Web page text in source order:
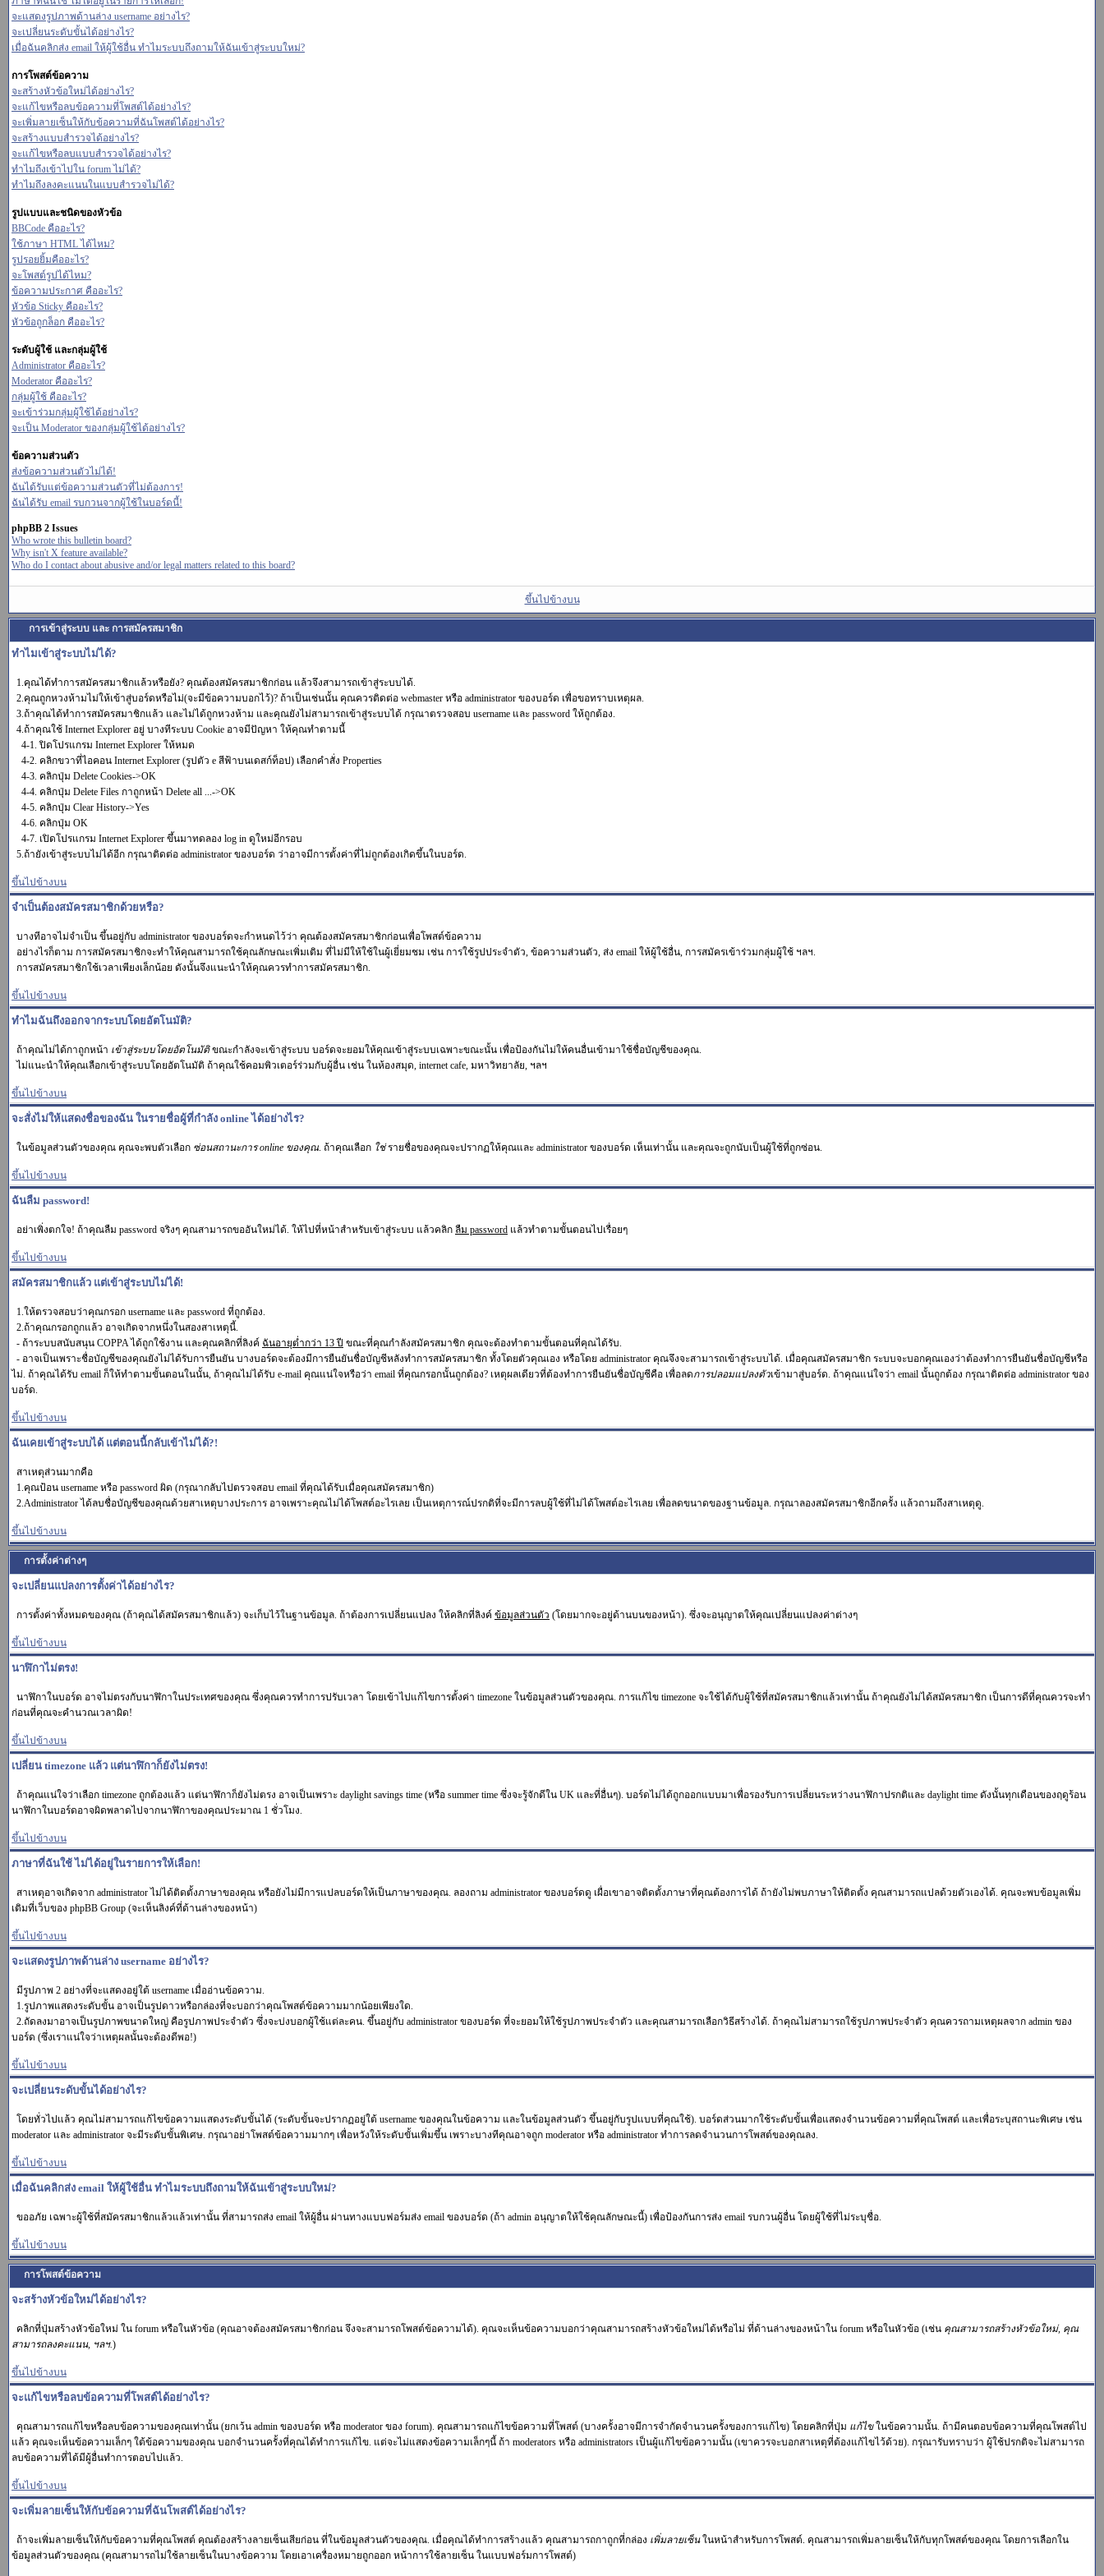
จะแสดงรูปภาพด้านล่าง username อย่างไร?
จะเปลี่ยนระดับขั้นได้อย่างไร?
เมื่อฉันคลิกส่ง email ให้ผู้ใช้อื่น ทำไมระบบถึงถามให้ฉันเข้าสู่ระบบใหม่?
การโพสต์ข้อความ
จะสร้างหัวข้อใหม่ได้อย่างไร?
จะแก้ไขหรือลบข้อความที่โพสต์ได้อย่างไร?
จะเพิ่มลายเซ็นให้กับข้อความที่ฉันโพสต์ได้อย่างไร?
จะสร้างแบบสำรวจได้อย่างไร?
จะแก้ไขหรือลบแบบสำรวจได้อย่างไร?
ทำไมถึงเข้าไปใน forum ไม่ได้?
ทำไมถึงลงคะแนนในแบบสำรวจไม่ได้?
รูปแบบและชนิดของหัวข้อ
BBCode คืออะไร?
ใช้ภาษา HTML ได้ไหม?
รูปรอยยิ้มคืออะไร?
จะโพสต์รูปได้ไหม?
ข้อความประกาศ คืออะไร?
หัวข้อ Sticky คืออะไร?
หัวข้อถูกล็อก คืออะไร?
ระดับผู้ใช้ และกลุ่มผู้ใช้
Administrator คืออะไร?
Moderator คืออะไร?
กลุ่มผู้ใช้ คืออะไร?
จะเข้าร่วมกลุ่มผู้ใช้ได้อย่างไร?
จะเป็น Moderator ของกลุ่มผู้ใช้ได้อย่างไร?
ข้อความส่วนตัว
ส่งข้อความส่วนตัวไม่ได้!
ฉันได้รับแต่ข้อความส่วนตัวที่ไม่ต้องการ!
ฉันได้รับ email รบกวนจากผู้ใช้ในบอร์ดนี้!
phpBB 2 Issues
Who wrote this bulletin board?
Why isn't X feature available?
Who do I contact about abusive and/or legal matters related to this board?
ขึ้นไปข้างบน
การเข้าสู่ระบบ และ การสมัครสมาชิก
ทำไมเข้าสู่ระบบไม่ได้?
1.คุณได้ทำการสมัครสมาชิกแล้วหรือยัง? คุณต้องสมัครสมาชิกก่อน แล้วจึงสามารถเข้าสู่ระบบได้.
2.คุณถูกหวงห้ามไม่ให้เข้าสู่บอร์ดหรือไม่(จะมีข้อความบอกไว้)? ถ้าเป็นเช่นนั้น คุณควรติดต่อ webmaster หรือ administrator ของบอร์ด เพื่อขอทราบเหตุผล.
3.ถ้าคุณได้ทำการสมัครสมาชิกแล้ว และไม่ได้ถูกหวงห้าม และคุณยังไม่สามารถเข้าสู่ระบบได้ กรุณาตรวจสอบ username และ password ให้ถูกต้อง.
4.ถ้าคุณใช้ Internet Explorer อยู่ บางทีระบบ Cookie อาจมีปัญหา ให้คุณทำตามนี้
4-1. ปิดโปรแกรม Internet Explorer ให้หมด
4-2. คลิกขวาที่ไอคอน Internet Explorer (รูปตัว e สีฟ้าบนเดสก์ท็อป) เลือกคำสั่ง Properties
4-3. คลิกปุ่ม Delete Cookies->OK
4-4. คลิกปุ่ม Delete Files กาถูกหน้า Delete all ...->OK
4-5. คลิกปุ่ม Clear History->Yes
4-6. คลิกปุ่ม OK
4-7. เปิดโปรแกรม Internet Explorer ขึ้นมาทดลอง log in ดูใหม่อีกรอบ
5.ถ้ายังเข้าสู่ระบบไม่ได้อีก กรุณาติดต่อ administrator ของบอร์ด ว่าอาจมีการตั้งค่าที่ไม่ถูกต้องเกิดขึ้นในบอร์ด.
ขึ้นไปข้างบน
จำเป็นต้องสมัครสมาชิกด้วยหรือ?
บางทีอาจไม่จำเป็น ขึ้นอยู่กับ administrator ของบอร์ดจะกำหนดไว้ว่า คุณต้องสมัครสมาชิกก่อนเพื่อโพสต์ข้อความ
อย่างไรก็ตาม การสมัครสมาชิกจะทำให้คุณสามารถใช้คุณลักษณะเพิ่มเติม ที่ไม่มีให้ใช้ในผู้เยี่ยมชม เช่น การใช้รูปประจำตัว, ข้อความส่วนตัว, ส่ง email ให้ผู้ใช้อื่น, การสมัครเข้าร่วมกลุ่มผู้ใช้ ฯลฯ.
การสมัครสมาชิกใช้เวลาเพียงเล็กน้อย ดังนั้นจึงแนะนำให้คุณควรทำการสมัครสมาชิก.
ขึ้นไปข้างบน
ทำไมฉันถึงออกจากระบบโดยอัตโนมัติ?
ถ้าคุณไม่ได้กาถูกหน้า เข้าสู่ระบบโดยอัตโนมัติขณะกำลังจะเข้าสู่ระบบ บอร์ดจะยอมให้คุณเข้าสู่ระบบเฉพาะขณะนั้น เพื่อป้องกันไม่ให้คนอื่นเข้ามาใช้ชื่อบัญชีของคุณ.
ไม่แนะนำให้คุณเลือกเข้าสู่ระบบโดยอัตโนมัติ ถ้าคุณใช้คอมพิวเตอร์ร่วมกับผู้อื่น เช่น ในห้องสมุด, internet cafe, มหาวิทยาลัย, ฯลฯ
ขึ้นไปข้างบน
จะสั่งไม่ให้แสดงชื่อของฉัน ในรายชื่อผู้ที่กำลัง online ได้อย่างไร?
ในข้อมูลส่วนตัวของคุณ คุณจะพบตัวเลือก ซ่อนสถานะการ online ของคุณ. ถ้าคุณเลือก ใช่รายชื่อของคุณจะปรากฏให้คุณและ administrator ของบอร์ด เห็นเท่านั้น และคุณจะถูกนับเป็นผู้ใช้ที่ถูกซ่อน.
ขึ้นไปข้างบน
ฉันลืม password!
อย่าเพิ่งตกใจ! ถ้าคุณลืม password จริงๆ คุณสามารถขออันใหม่ได้. ให้ไปที่หน้าสำหรับเข้าสู่ระบบ แล้วคลิก ลืม password แล้วทำตามขั้นตอนไปเรื่อยๆ
ขึ้นไปข้างบน
สมัครสมาชิกแล้ว แต่เข้าสู่ระบบไม่ได้!
1.ให้ตรวจสอบว่าคุณกรอก username และ password ที่ถูกต้อง.
2.ถ้าคุณกรอกถูกแล้ว อาจเกิดจากหนึ่งในสองสาเหตุนี้.
- ถ้าระบบสนับสนุน COPPA ได้ถูกใช้งาน และคุณคลิกที่ลิงค์ ฉันอายุต่ำกว่า 13 ปี ขณะที่คุณกำลังสมัครสมาชิก คุณจะต้องทำตามขั้นตอนที่คุณได้รับ.
- อาจเป็นเพราะชื่อบัญชีของคุณยังไม่ได้รับการยืนยัน บางบอร์ดจะต้องมีการยืนยันชื่อบัญชีหลังทำการสมัครสมาชิก ทั้งโดยตัวคุณเอง หรือโดย administrator คุณจึงจะสามารถเข้าสู่ระบบได้. เมื่อคุณสมัครสมาชิก ระบบจะบอกคุณเองว่าต้องทำการยืนยันชื่อบัญชีหรือ
ไม่. ถ้าคุณได้รับ email ก็ให้ทำตามขั้นตอนในนั้น, ถ้าคุณไม่ได้รับ e-mail คุณแน่ใจหรือว่า email ที่คุณกรอกนั้นถูกต้อง? เหตุผลเดียวที่ต้องทำการยืนยันชื่อบัญชีคือ เพื่อลดการปลอมแปลงตัวเข้ามาสู่บอร์ด. ถ้าคุณแน่ใจว่า email นั้นถูกต้อง กรุณาติดต่อ administrator ของ
บอร์ด.
ขึ้นไปข้างบน
ฉันเคยเข้าสู่ระบบได้ แต่ตอนนี้กลับเข้าไม่ได้?!
สาเหตุส่วนมากคือ
1.คุณป้อน username หรือ password ผิด (กรุณากลับไปตรวจสอบ email ที่คุณได้รับเมื่อคุณสมัครสมาชิก)
2.Administrator ได้ลบชื่อบัญชีของคุณด้วยสาเหตุบางประการ อาจเพราะคุณไม่ได้โพสต์อะไรเลย เป็นเหตุการณ์ปรกติที่จะมีการลบผู้ใช้ที่ไม่ได้โพสต์อะไรเลย เพื่อลดขนาดของฐานข้อมูล. กรุณาลองสมัครสมาชิกอีกครั้ง แล้วถามถึงสาเหตุดู.
ขึ้นไปข้างบน
การตั้งค่าต่างๆ
จะเปลี่ยนแปลงการตั้งค่าได้อย่างไร?
การตั้งค่าทั้งหมดของคุณ (ถ้าคุณได้สมัครสมาชิกแล้ว) จะเก็บไว้ในฐานข้อมูล. ถ้าต้องการเปลี่ยนแปลง ให้คลิกที่ลิงค์ ข้อมูลส่วนตัว (โดยมากจะอยู่ด้านบนของหน้า). ซึ่งจะอนุญาตให้คุณเปลี่ยนแปลงค่าต่างๆ
ขึ้นไปข้างบน
นาฬิกาไม่ตรง!
นาฬิกาในบอร์ด อาจไม่ตรงกับนาฬิกาในประเทศของคุณ ซึ่งคุณควรทำการปรับเวลา โดยเข้าไปแก้ไขการตั้งค่า timezone ในข้อมูลส่วนตัวของคุณ. การแก้ไข timezone จะใช้ได้กับผู้ใช้ที่สมัครสมาชิกแล้วเท่านั้น ถ้าคุณยังไม่ได้สมัครสมาชิก เป็นการดีที่คุณควรจะทำ
ก่อนที่คุณจะคำนวณเวลาผิด!
ขึ้นไปข้างบน
เปลี่ยน timezone แล้ว แต่นาฬิกาก็ยังไม่ตรง!
ถ้าคุณแน่ใจว่าเลือก timezone ถูกต้องแล้ว แต่นาฬิกาก็ยังไม่ตรง อาจเป็นเพราะ daylight savings time (หรือ summer time ซึ่งจะรู้จักดีใน UK และที่อื่นๆ). บอร์ดไม่ได้ถูกออกแบบมาเพื่อรองรับการเปลี่ยนระหว่างนาฬิกาปรกติและ daylight time ดังนั้นทุกเดือนของฤดูร้อน
นาฬิกาในบอร์ดอาจผิดพลาดไปจากนาฬิกาของคุณประมาณ 1 ชั่วโมง.
ขึ้นไปข้างบน
ภาษาที่ฉันใช้ ไม่ได้อยู่ในรายการให้เลือก!
สาเหตุอาจเกิดจาก administrator ไม่ได้ติดตั้งภาษาของคุณ หรือยังไม่มีการแปลบอร์ดให้เป็นภาษาของคุณ. ลองถาม administrator ของบอร์ดดู เผื่อเขาอาจติดตั้งภาษาที่คุณต้องการได้ ถ้ายังไม่พบภาษาให้ติดตั้ง คุณสามารถแปลด้วยตัวเองได้. คุณจะพบข้อมูลเพิ่ม
เติมที่เว็บของ phpBB Group (จะเห็นลิงค์ที่ด้านล่างของหน้า)
ขึ้นไปข้างบน
จะแสดงรูปภาพด้านล่าง username อย่างไร?
มีรูปภาพ 2 อย่างที่จะแสดงอยู่ใต้ username เมื่ออ่านข้อความ.
1.รูปภาพแสดงระดับขั้น อาจเป็นรูปดาวหรือกล่องที่จะบอกว่าคุณโพสต์ข้อความมากน้อยเพียงใด.
2.ถัดลงมาอาจเป็นรูปภาพขนาดใหญ่ คือรูปภาพประจำตัว ซึ่งจะบ่งบอกผู้ใช้แต่ละคน. ขึ้นอยู่กับ administrator ของบอร์ด ที่จะยอมให้ใช้รูปภาพประจำตัว และคุณสามารถเลือกวิธีสร้างได้. ถ้าคุณไม่สามารถใช้รูปภาพประจำตัว คุณควรถามเหตุผลจาก admin ของ
บอร์ด (ซึ่งเราแน่ใจว่าเหตุผลนั้นจะต้องดีพอ!)
ขึ้นไปข้างบน
จะเปลี่ยนระดับขั้นได้อย่างไร?
โดยทั่วไปแล้ว คุณไม่สามารถแก้ไขข้อความแสดงระดับขั้นได้ (ระดับขั้นจะปรากฏอยู่ใต้ username ของคุณในข้อความ และในข้อมูลส่วนตัว ขึ้นอยู่กับรูปแบบที่คุณใช้). บอร์ดส่วนมากใช้ระดับขั้นเพื่อแสดงจำนวนข้อความที่คุณโพสต์ และเพื่อระบุสถานะพิเศษ เช่น
moderator และ administrator จะมีระดับขั้นพิเศษ. กรุณาอย่าโพสต์ข้อความมากๆ เพื่อหวังให้ระดับขั้นเพิ่มขึ้น เพราะบางทีคุณอาจถูก moderator หรือ administrator ทำการลดจำนวนการโพสต์ของคุณลง.
ขึ้นไปข้างบน
เมื่อฉันคลิกส่ง email ให้ผู้ใช้อื่น ทำไมระบบถึงถามให้ฉันเข้าสู่ระบบใหม่?
ขออภัย เฉพาะผู้ใช้ที่สมัครสมาชิกแล้วแล้วเท่านั้น ที่สามารถส่ง email ให้ผู้อื่น ผ่านทางแบบฟอร์มส่ง email ของบอร์ด (ถ้า admin อนุญาตให้ใช้คุณลักษณะนี้) เพื่อป้องกันการส่ง email รบกวนผู้อื่น โดยผู้ใช้ที่ไม่ระบุชื่อ.
ขึ้นไปข้างบน
การโพสต์ข้อความ
จะสร้างหัวข้อใหม่ได้อย่างไร?
คลิกที่ปุ่มสร้างหัวข้อใหม่ ใน forum หรือในหัวข้อ (คุณอาจต้องสมัครสมาชิกก่อน จึงจะสามารถโพสต์ข้อความได้). คุณจะเห็นข้อความบอกว่าคุณสามารถสร้างหัวข้อใหม่ได้หรือไม่ ที่ด้านล่างของหน้าใน forum หรือในหัวข้อ (เช่น คุณสามารถสร้างหัวข้อใหม่, คุณ
สามารถลงคะแนน, ฯลฯ.)
ขึ้นไปข้างบน
จะแก้ไขหรือลบข้อความที่โพสต์ได้อย่างไร?
คุณสามารถแก้ไขหรือลบข้อความของคุณเท่านั้น (ยกเว้น admin ของบอร์ด หรือ moderator ของ forum). คุณสามารถแก้ไขข้อความที่โพสต์ (บางครั้งอาจมีการจำกัดจำนวนครั้งของการแก้ไข) โดยคลิกที่ปุ่ม แก้ไขในข้อความนั้น. ถ้ามีคนตอบข้อความที่คุณโพสต์ไป
แล้ว คุณจะเห็นข้อความเล็กๆ ใต้ข้อความของคุณ บอกจำนวนครั้งที่คุณได้ทำการแก้ไข. แต่จะไม่แสดงข้อความเล็กๆนี้ ถ้า moderators หรือ administrators เป็นผู้แก้ไขข้อความนั้น (เขาควรจะบอกสาเหตุที่ต้องแก้ไขไว้ด้วย). กรุณารับทราบว่า ผู้ใช้ปรกติจะไม่สามารถ
ลบข้อความที่ได้มีผู้อื่นทำการตอบไปแล้ว.
ขึ้นไปข้างบน
จะเพิ่มลายเซ็นให้กับข้อความที่ฉันโพสต์ได้อย่างไร?
ถ้าจะเพิ่มลายเซ็นให้กับข้อความที่คุณโพสต์ คุณต้องสร้างลายเซ็นเสียก่อน ที่ในข้อมูลส่วนตัวของคุณ. เมื่อคุณได้ทำการสร้างแล้ว คุณสามารถกาถูกที่กล่อง เพิ่มลายเซ็นในหน้าสำหรับการโพสต์. คุณสามารถเพิ่มลายเซ็นให้กับทุกโพสต์ของคุณ โดยการเลือกใน
ข้อมูลส่วนตัวของคุณ (คุณสามารถไม่ใช้ลายเซ็นในบางข้อความ โดยเอาเครื่องหมายถูกออก หน้าการใช้ลายเซ็น ในแบบฟอร์มการโพสต์)